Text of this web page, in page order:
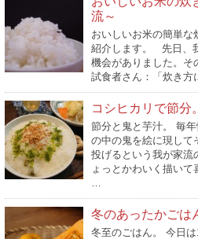
流～
おいしいお米の簡単な
紹介します。 先日、
機会がありました。そ
試食者さん：「炊き方
コシヒカリで節分。
節分と鬼と芋汁。 毎
の中の鬼を絵に現して
投げるという我が家流
ょっとかわいく描いて
冬のあったかごは
冬至のごはん。 今日